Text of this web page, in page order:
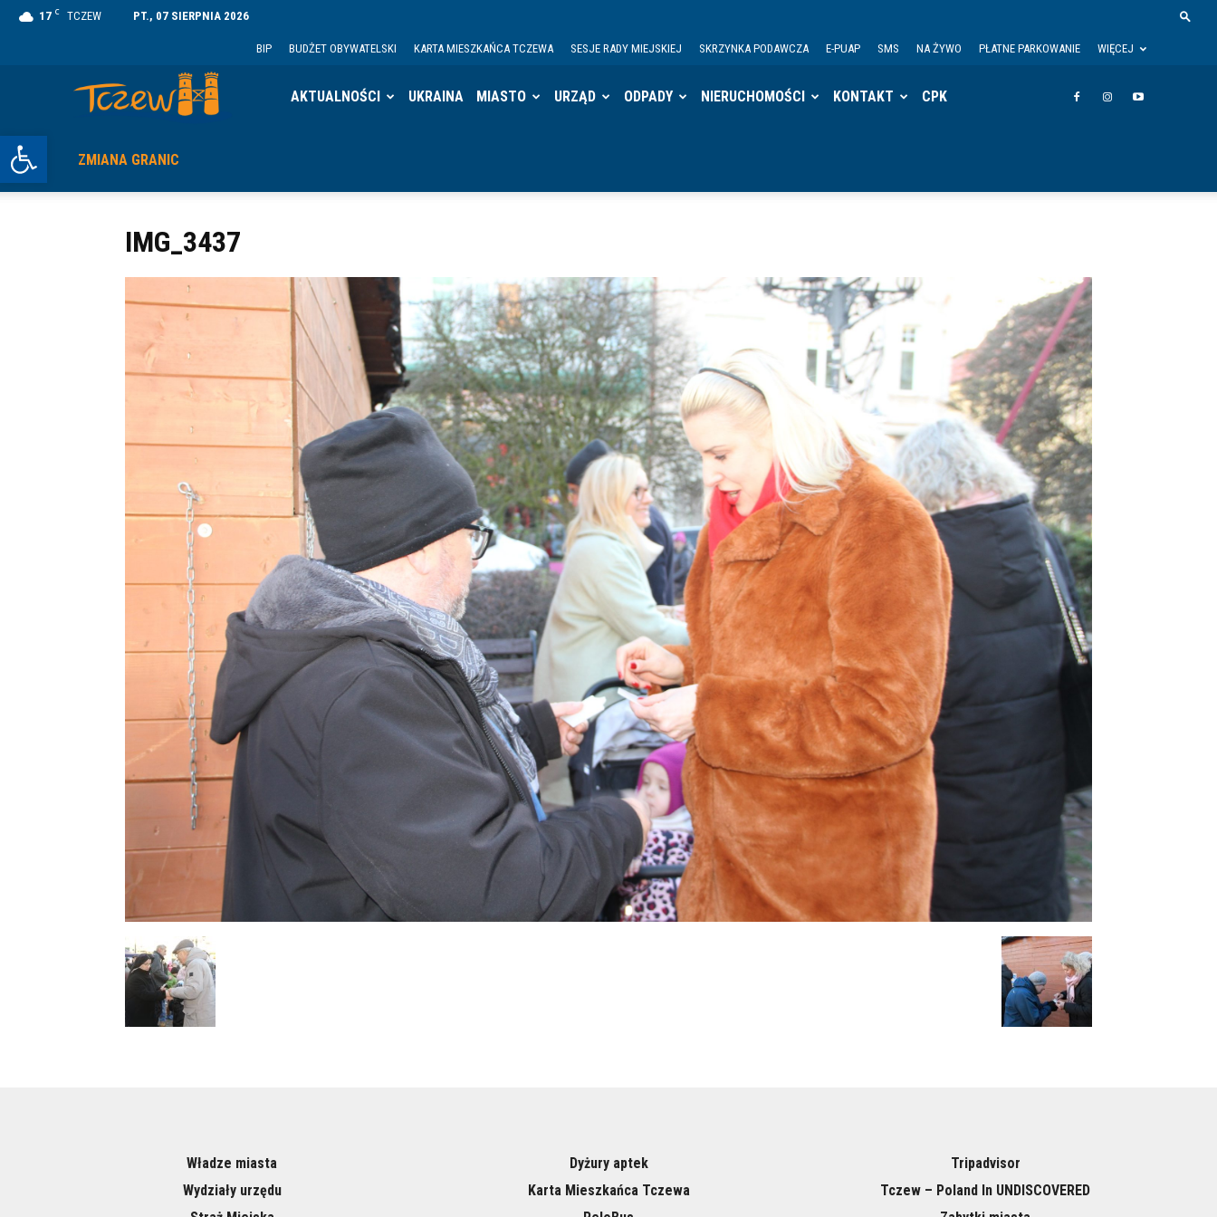
Otwórz pasek narzędzi
17 C TCZEW PT., 07 SIERPNIA 2026
BIP BUDŻET OBYWATELSKI KARTA MIESZKAŃCA TCZEWA SESJE RADY MIEJSKIEJ SKRZYNKA PODAWCZA E-PUAP SMS NA ŻYWO PŁATNE PARKOWANIE WIĘCEJ
AKTUALNOŚCI UKRAINA MIASTO URZĄD ODPADY NIERUCHOMOŚCI KONTAKT CPK
ZMIANA GRANIC
IMG_3437
Władze miasta
Wydziały urzędu
Dyżury aptek
Karta Mieszkańca Tczewa
Tripadvisor
Tczew – Poland In UNDISCOVERED